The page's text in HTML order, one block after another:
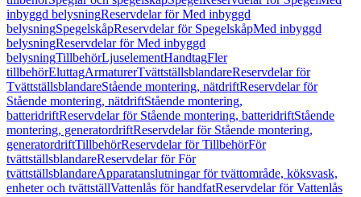
inbyggd belysningReservdelar för Med inbyggd
belysningSpegelskåpReservdelar för SpegelskåpMed inbyggd
belysningReservdelar för Med inbyggd
belysningTillbehörLjuselementHandtagFler
tillbehörEluttagArmaturerTvättställsblandareReservdelar för
TvättställsblandareStående montering, nätdriftReservdelar för
Stående montering, nätdriftStående montering,
batteridriftReservdelar för Stående montering, batteridriftStående
montering, generatordriftReservdelar för Stående montering,
generatordriftTillbehörReservdelar för TillbehörFör
tvättställsblandareReservdelar för För
tvättställsblandareApparatanslutningar för tvättområde, köksvask,
enheter och tvättställVattenlås för handfatReservdelar för Vattenlås